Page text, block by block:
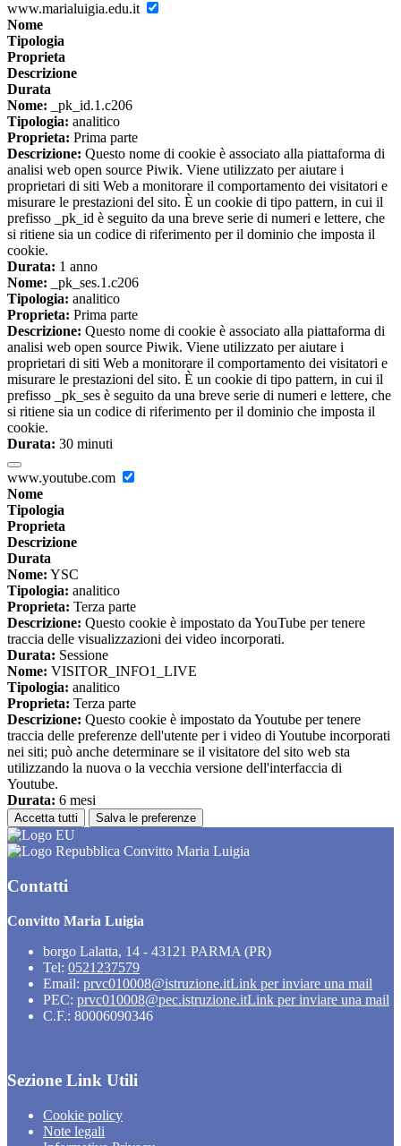
www.marialuigia.edu.it
Nome
Tipologia
Proprieta
Descrizione
Durata
Nome: _pk_id.1.c206
Tipologia: analitico
Proprieta: Prima parte
Descrizione: Questo nome di cookie è associato alla piattaforma di
analisi web open source Piwik. Viene utilizzato per aiutare i
proprietari di siti Web a monitorare il comportamento dei visitatori e
misurare le prestazioni del sito. È un cookie di tipo pattern, in cui il
prefisso _pk_id è seguito da una breve serie di numeri e lettere, che
si ritiene sia un codice di riferimento per il dominio che imposta il
cookie.
Durata: 1 anno
Nome: _pk_ses.1.c206
Tipologia: analitico
Proprieta: Prima parte
Descrizione: Questo nome di cookie è associato alla piattaforma di
analisi web open source Piwik. Viene utilizzato per aiutare i
proprietari di siti Web a monitorare il comportamento dei visitatori e
misurare le prestazioni del sito. È un cookie di tipo pattern, in cui il
prefisso _pk_ses è seguito da una breve serie di numeri e lettere, che
si ritiene sia un codice di riferimento per il dominio che imposta il
cookie.
Durata: 30 minuti
www.youtube.com
Nome
Tipologia
Proprieta
Descrizione
Durata
Nome: YSC
Tipologia: analitico
Proprieta: Terza parte
Descrizione: Questo cookie è impostato da YouTube per tenere
traccia delle visualizzazioni dei video incorporati.
Durata: Sessione
Nome: VISITOR_INFO1_LIVE
Tipologia: analitico
Proprieta: Terza parte
Descrizione: Questo cookie è impostato da Youtube per tenere
traccia delle preferenze dell'utente per i video di Youtube incorporati
nei siti; può anche determinare se il visitatore del sito web sta
utilizzando la nuova o la vecchia versione dell'interfaccia di
Youtube.
Durata: 6 mesi
Accetta tutti Salva le preferenze
Convitto Maria Luigia
Contatti
Convitto Maria Luigia
borgo Lalatta, 14 - 43121 PARMA (PR)
Tel: 0521237579
Email: prvc010008@istruzione.itLink per inviare una mail
PEC: prvc010008@pec.istruzione.itLink per inviare una mail
C.F.: 80006090346
Sezione Link Utili
Cookie policy
Note legali